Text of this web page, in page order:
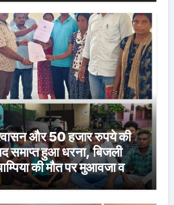
और 50 हजार रुपये की
समाप्त हुआ धरना, बिजली
की मौत पर मुआवजा व